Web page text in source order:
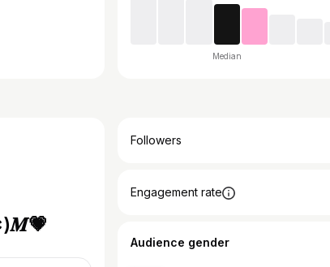
Median
Followers
Engagement rate
Audience gender